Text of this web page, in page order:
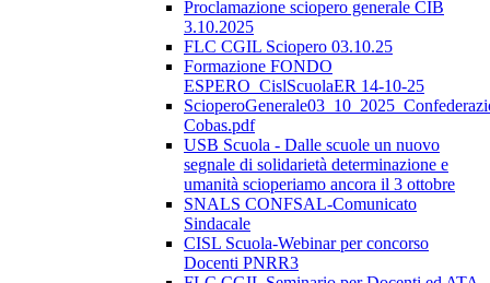
Proclamazione sciopero generale CIB
3.10.2025
FLC CGIL Sciopero 03.10.25
Formazione FONDO
ESPERO_CislScuolaER 14-10-25
Cobas.pdf
USB Scuola - Dalle scuole un nuovo
segnale di solidarietà determinazione e
umanità scioperiamo ancora il 3 ottobre
SNALS CONFSAL-Comunicato
Sindacale
CISL Scuola-Webinar per concorso
Docenti PNRR3